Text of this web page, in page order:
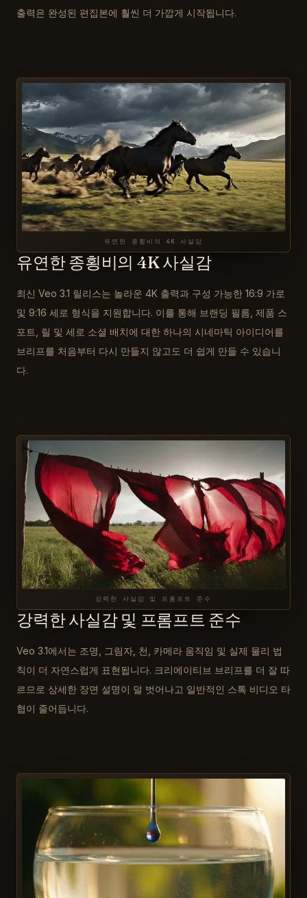
출력은 완성된 편집본에 훨씬 더 가깝게 시작됩니다.
유연한 종횡비의 4K 사실감
유연한 종횡비의 4K 사실감
최신 Veo 3.1 릴리스는 놀라운 4K 출력과 구성 가능한 16:9 가로
및 9:16 세로 형식을 지원합니다. 이를 통해 브랜딩 필름, 제품 스
포트, 릴 및 세로 소셜 배치에 대한 하나의 시네마틱 아이디어를
브리프를 처음부터 다시 만들지 않고도 더 쉽게 만들 수 있습니
다.
강력한 사실감 및 프롬프트 준수
강력한 사실감 및 프롬프트 준수
Veo 3.1에서는 조명, 그림자, 천, 카메라 움직임 및 실제 물리 법
칙이 더 자연스럽게 표현됩니다. 크리에이티브 브리프를 더 잘 따
르므로 상세한 장면 설명이 덜 벗어나고 일반적인 스톡 비디오 타
협이 줄어듭니다.